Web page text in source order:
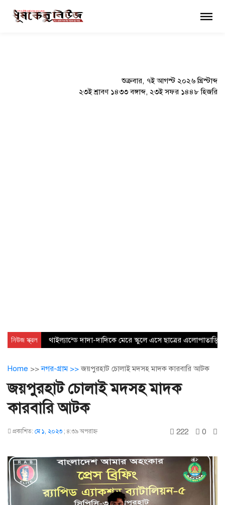
শুক্রবার, ৭ই আগস্ট ২০২৬ খ্রিস্টাব্দ
২৩ই শ্রাবণ ১৪৩৩ বঙ্গাব্দ, ২৩ই সফর ১৪৪৮ হিজরি
×
নিউজ স্ক্রল থাইল্যান্ডে দাদা-দাদিকে মেরে স্কুলে এসে ছাত্রের এলোপাতাড়ি
Home >>নগর-গ্রাম >>জয়পুরহাট চোলাই মদসহ মাদক কারবারি আটক
জয়পুরহাট চোলাই মদসহ মাদক
কারবারি আটক
প্রকাশিত: মে ১, ২০২৩ ; ৪:৩৯ অপরাহ্ণ 222 0